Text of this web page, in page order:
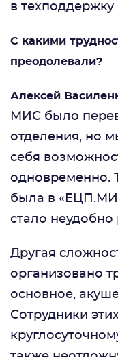
в
С какими
преодолевали?
Алексей
МИС было
отделения, но
себя
одновременно.
была в
стало
Другая
организовано
основное,
Сотрудники